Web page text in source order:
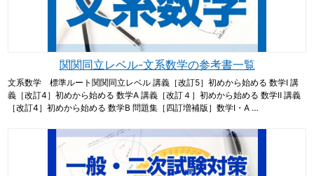
関関同立レベル-文系数学の参考書一覧
文系数学 標準ルート関関同立レベル 講義［改訂5］初めから始める 数学Ⅰ 講
義［改訂4］初めから始める 数学A 講義［改訂４］初めから始める 数学Ⅱ 講義
［改訂4］初めから始める 数学B 問題集［四訂増補版］数学Ⅰ・A …